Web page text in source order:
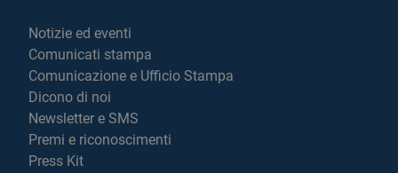
Notizie ed eventi
Comunicati stampa
Comunicazione e Ufficio Stampa
Dicono di noi
Newsletter e SMS
Premi e riconoscimenti
Press Kit